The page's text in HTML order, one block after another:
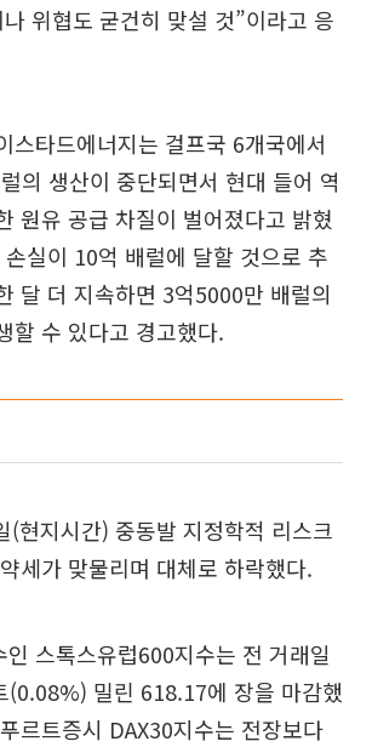
위협도 굳건히 맞설 것”이라고 응
스타드에너지는 걸프국 6개국에서
의 생산이 중단되면서 현대 들어 역
원유 공급 차질이 벌어졌다고 밝혔
실이 10억 배럴에 달할 것으로 추
달 더 지속하면 3억5000만 배럴의
할 수 있다고 경고했다.
(현지시간) 중동발 지정학적 리스크
세가 맞물리며 대체로 하락했다.
인 스톡스유럽600지수는 전 거래일
(0.08%) 밀린 618.17에 장을 마감했
르트증시 DAX30지수는 전장보다